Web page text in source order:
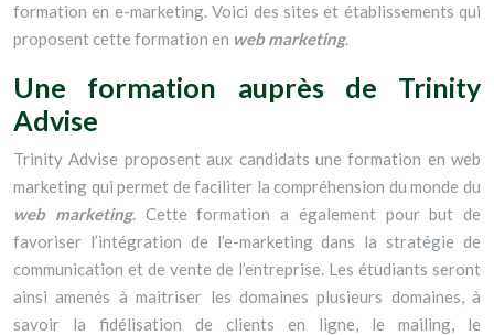
formation en e-marketing. Voici des sites et établissements qui
proposent cette formation en web marketing.
Une formation auprès de Trinity
Advise
Trinity Advise proposent aux candidats une formation en web
marketing qui permet de faciliter la compréhension du monde du
web marketing. Cette formation a également pour but de
favoriser l’intégration de l’e-marketing dans la stratégie de
communication et de vente de l’entreprise. Les étudiants seront
ainsi amenés à maitriser les domaines plusieurs domaines, à
savoir la fidélisation de clients en ligne, le mailing, le